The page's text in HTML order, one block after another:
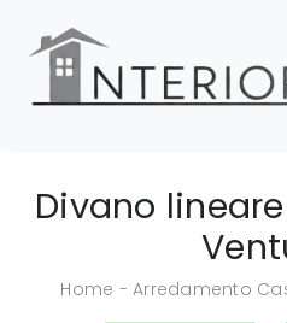
Divano
Home -Arredamento